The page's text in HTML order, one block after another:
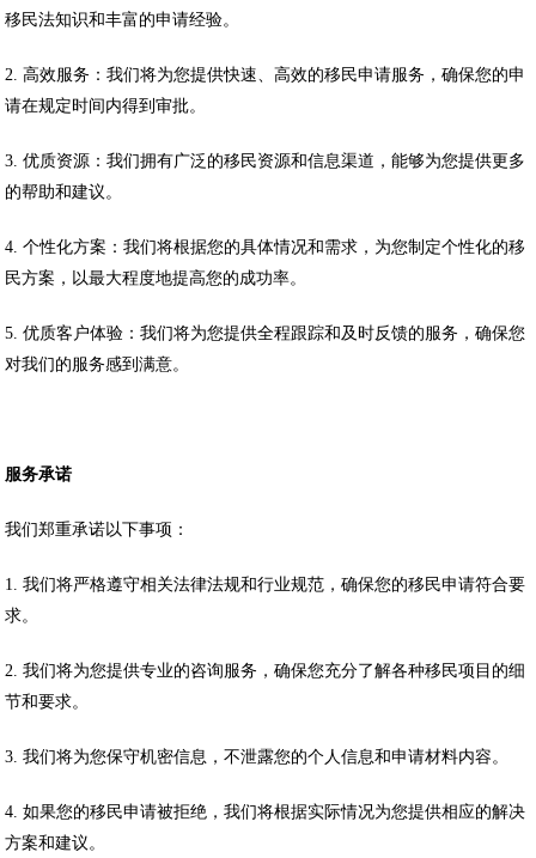
移民法知识和丰富的申请经验。
2. 高效服务：我们将为您提供快速、高效的移民申请服务，确保您的申
请在规定时间内得到审批。
3. 优质资源：我们拥有广泛的移民资源和信息渠道，能够为您提供更多
的帮助和建议。
4. 个性化方案：我们将根据您的具体情况和需求，为您制定个性化的移
民方案，以最大程度地提高您的成功率。
5. 优质客户体验：我们将为您提供全程跟踪和及时反馈的服务，确保您
对我们的服务感到满意。
服务承诺
我们郑重承诺以下事项：
1. 我们将严格遵守相关法律法规和行业规范，确保您的移民申请符合要
求。
2. 我们将为您提供专业的咨询服务，确保您充分了解各种移民项目的细
节和要求。
3. 我们将为您保守机密信息，不泄露您的个人信息和申请材料内容。
4. 如果您的移民申请被拒绝，我们将根据实际情况为您提供相应的解决
方案和建议。